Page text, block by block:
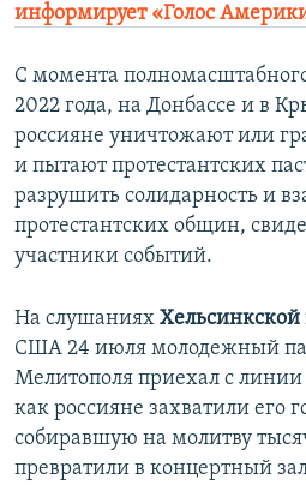
информирует «Голос
С момента
2022 года, на Донбассе и в
россияне уничтожают или
и пытают протестантских
разрушить солидарность и
протестантских общин,
участники событий.
На слушаниях
США 24 июля молодежный
Мелитополя приехал с линии
как россияне захватили его
собиравшую на молитву
превратили в концертный